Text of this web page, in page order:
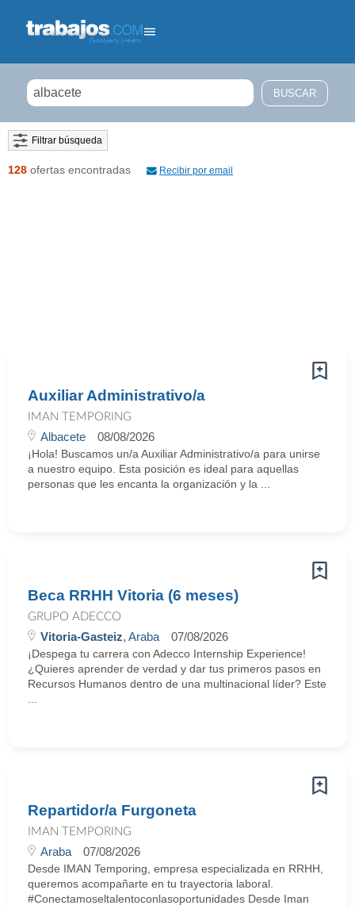
Filtrar búsqueda
128 ofertas encontradas Recibir por email
Auxiliar Administrativo/a
IMAN TEMPORING
Albacete 08/08/2026
¡Hola! Buscamos un/a Auxiliar Administrativo/a para unirse
a nuestro equipo. Esta posición es ideal para aquellas
personas que les encanta la organización y la ...
Beca RRHH Vitoria (6 meses)
GRUPO ADECCO
Vitoria-Gasteiz, Araba 07/08/2026
¡Despega tu carrera con Adecco Internship Experience!
¿Quieres aprender de verdad y dar tus primeros pasos en
Recursos Humanos dentro de una multinacional líder? Este
Repartidor/a Furgoneta
IMAN TEMPORING
Araba 07/08/2026
Desde IMAN Temporing, empresa especializada en RRHH,
queremos acompañarte en tu trayectoria laboral.
#Conectamoseltalentoconlasoportunidades Desde Iman